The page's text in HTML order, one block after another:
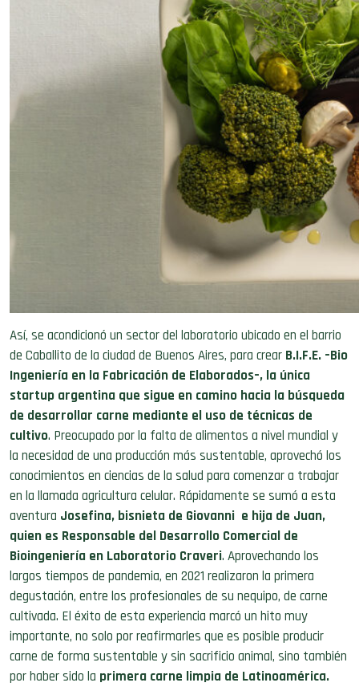
Así, se acondicionó un sector del laboratorio ubicado en el barrio
de Caballito de la ciudad de Buenos Aires, para crear B.I.F.E. –Bio
Ingeniería en la Fabricación de Elaborados–, la única
startup argentina que sigue en camino hacia la búsqueda
de desarrollar carne mediante el uso de técnicas de
cultivo. Preocupado por la falta de alimentos a nivel mundial y
la necesidad de una producción más sustentable, aprovechó los
conocimientos en ciencias de la salud para comenzar a trabajar
en la llamada agricultura celular. Rápidamente se sumó a esta
aventura Josefina, bisnieta de Giovanni e hija de Juan,
quien es Responsable del Desarrollo Comercial de
Bioingeniería en Laboratorio Craveri. Aprovechando los
largos tiempos de pandemia, en 2021 realizaron la primera
degustación, entre los profesionales de su nequipo, de carne
cultivada. El éxito de esta experiencia marcó un hito muy
importante, no solo por reafirmarles que es posible producir
carne de forma sustentable y sin sacrificio animal, sino también
por haber sido la primera carne limpia de Latinoamérica.